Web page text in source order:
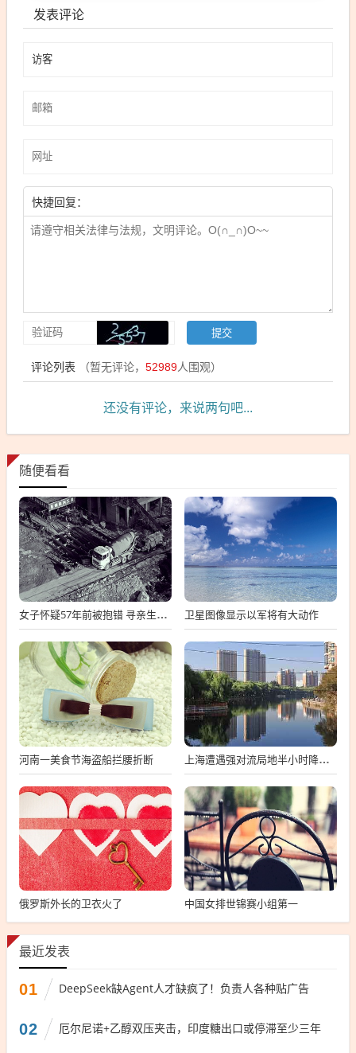
发表评论
快捷回复：
评论列表 （暂无评论， 52989人围观）
还没有评论，来说两句吧...
随便看看
女子怀疑57年前被抱错 寻亲生父母 卫星图像显示以军将有大动作
河南一美食节海盗船拦腰折断 上海遭遇强对流局地半小时降温13℃
俄罗斯外长的卫衣火了 中国女排世锦赛小组第一
最近发表
01 DeepSeek缺Agent人才缺疯了！负责人各种贴广告
02 厄尔尼诺+乙醇双压夹击，印度糖出口或停滞至少三年